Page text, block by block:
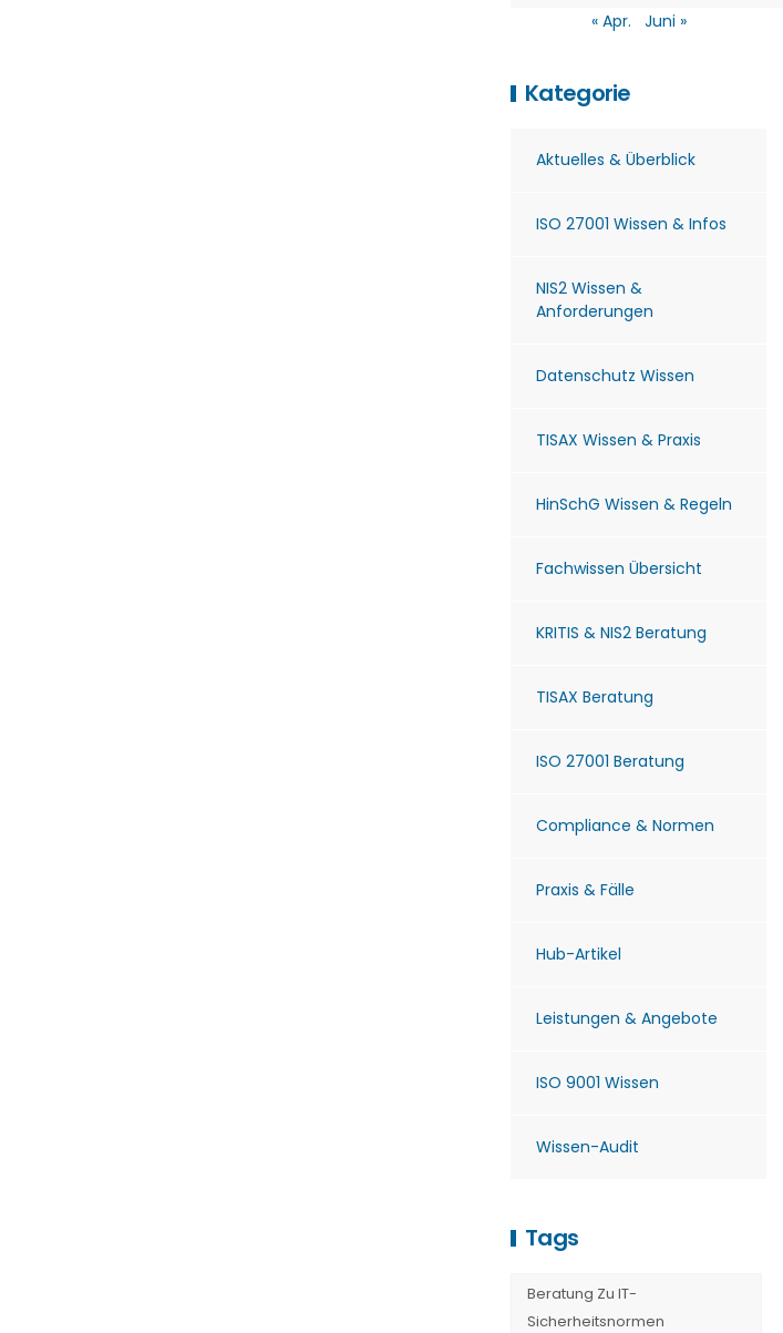
« Apr. Juni »
Kategorie
Aktuelles & Überblick
ISO 27001 Wissen & Infos
NIS2 Wissen &
Anforderungen
Datenschutz Wissen
TISAX Wissen & Praxis
HinSchG Wissen & Regeln
Fachwissen Übersicht
KRITIS & NIS2 Beratung
TISAX Beratung
ISO 27001 Beratung
Compliance & Normen
Praxis & Fälle
Hub-Artikel
Leistungen & Angebote
ISO 9001 Wissen
Wissen-Audit
Tags
Beratung Zu IT-
Sicherheitsnormen